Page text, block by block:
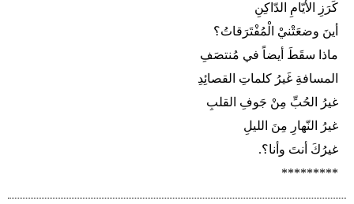
كَرَزِ الأيّامِ الدّاكِنِ
أينَ وضعَتْنيْ الْمُفْتَرَقاتُ؟
ماذا سقَطَ أيضاً في مُنتصَفِ
المسافةِ غَيرُ كلماتِ القصائِدِ
غيرُ الحُبِّ مِنْ جَوفِ القلبِ
غيرُ النّهارِ مِنَ الليلِ
غيرُكَ أنتَ وأنا؟.
*********